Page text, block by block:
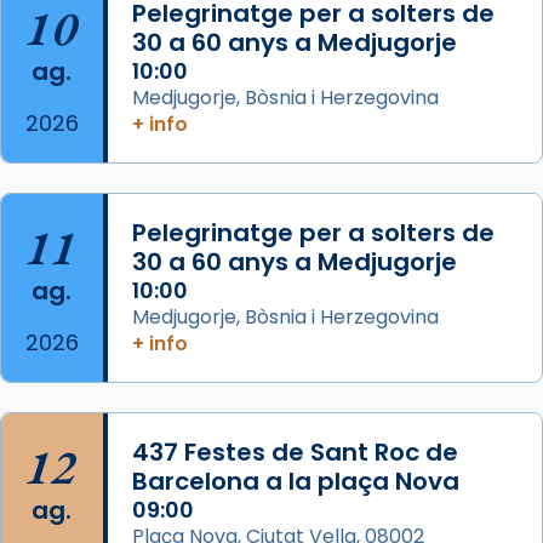
Aquest dilluns, 27 de juliol, ha tingut lloc la
missa d’acció de gràcies en agraïment al
comitè organitzador de la visita apostòlica
del Sant Pare Lleó XIV a Barcelona, i als
col·laboradors, a la Catedral de Barcelona.
L’arquebisbe de Barcelona, el cardenal Joan
Josep Omella, ha presidit la missa i l’ha
concelebrat el bisbe auxiliar de Barcelona,
Mons. David Abadías.
📸 Dr. G. Simón
Photo
View on Facebook · Share
Arquebisbat de Barcelona
2 weeks ago
Memòria de les santes Juliana i
10
ag.
2026
Pelegrinatge per a solters de
30 a 60 anys a Medjugorje
10:00
Medjugorje, Bòsnia i Herzegovina
+ info
11
ag.
2026
Pelegrinatge per a solters de
30 a 60 anys a Medjugorje
10:00
Medjugorje, Bòsnia i Herzegovina
+ info
12
ag.
437 Festes de Sant Roc de
Barcelona a la plaça Nova
09:00
Plaça Nova, Ciutat Vella, 08002